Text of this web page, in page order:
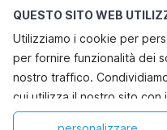
QUESTO SITO WEB
Utilizziamo i cookie per
per fornire funzionalità dei
nostro traffico.
cui utilizza il nostro sito con
analisi dei dati web,
Le destinazioni
vacanze
Città con i migliori servizi
Casa vacanze a misura di